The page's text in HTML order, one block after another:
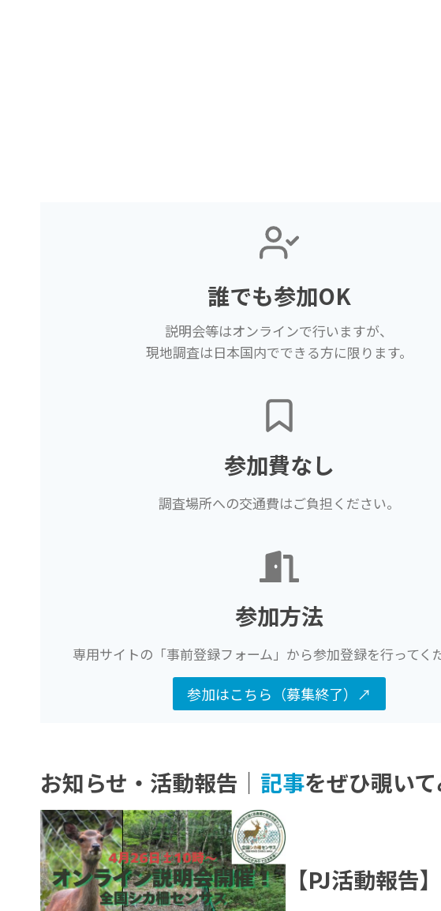
誰でも参加OK
説明会等はオンラインで行いますが、
現地調査は日本国内でできる方に限ります。
参加費なし
調査場所への交通費はご負担ください。
参加方法
専用サイトの「事前登録フォーム」から参加登録を行ってく
参加はこちら（募集終了）↗
お知らせ・活動報告｜ 記事をぜひ覗いて
【PJ活動報告